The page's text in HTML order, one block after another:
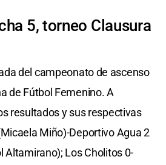
5, torneo Clausura
del campeonato de ascenso
de Fútbol Femenino. A
resultados y sus respectivas
Miño)-Deportivo Agua 2
Altamirano); Los Cholitos 0-